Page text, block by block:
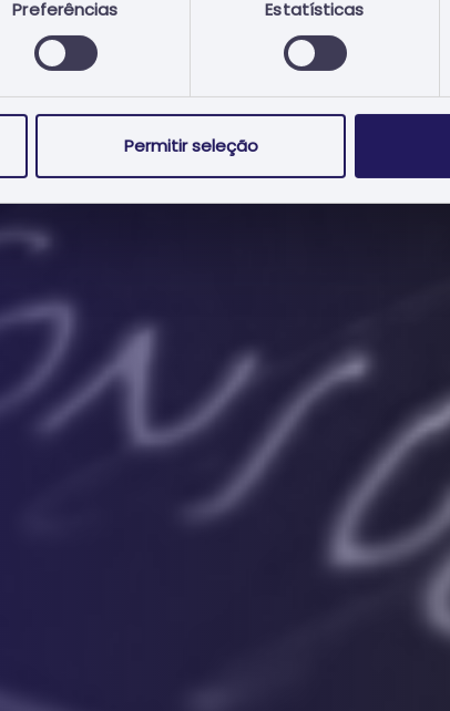
Preferências Estatísticas
Permitir seleção